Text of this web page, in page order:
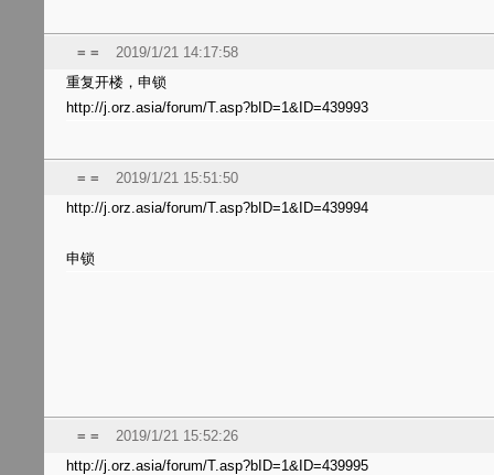
= =
2019/1/21 14:17:58
重复开楼，申锁
http://j.orz.asia/forum/T.asp?bID=1&ID=439993
= =
2019/1/21 15:51:50
http://j.orz.asia/forum/T.asp?bID=1&ID=439994
申锁
= =
2019/1/21 15:52:26
http://j.orz.asia/forum/T.asp?bID=1&ID=439995